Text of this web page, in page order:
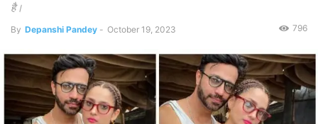
है।
By Depanshi Pandey - October 19, 2023 796